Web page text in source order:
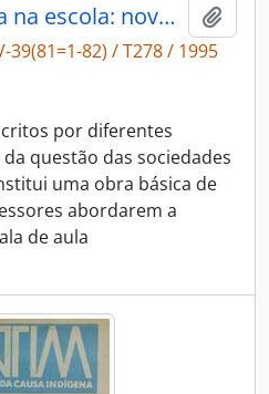
A temática indígena na escola: novos subsídios para professores de 1. e 2. graus.
39(81=1-82) / T278 / 1995
por diferentes
questão das sociedades
uma obra básica de
abordarem a
de aula